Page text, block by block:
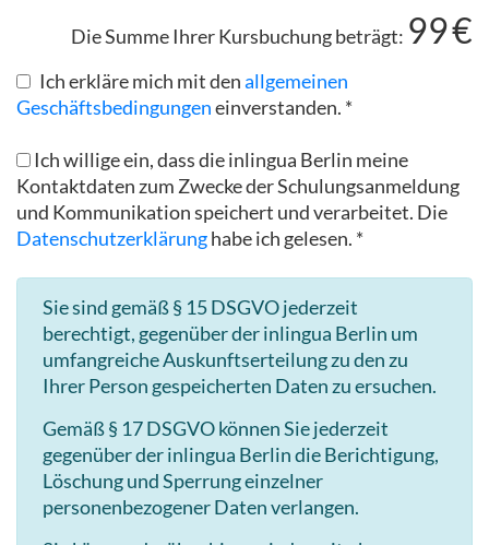
Die Summe Ihrer Kursbuchung beträgt: 99€
Ich erkläre mich mit denallgemeinen
Geschäftsbedingungeneinverstanden. *
Ich willige ein, dass die inlingua Berlin meine
Kontaktdaten zum Zwecke der Schulungsanmeldung
und Kommunikation speichert und verarbeitet. Die
Datenschutzerklärunghabe ich gelesen. *
Sie sind gemäß § 15 DSGVO jederzeit
berechtigt, gegenüber der inlingua Berlin um
umfangreiche Auskunftserteilung zu den zu
Ihrer Person gespeicherten Daten zu ersuchen.
Gemäß § 17 DSGVO können Sie jederzeit
gegenüber der inlingua Berlin die Berichtigung,
Löschung und Sperrung einzelner
personenbezogener Daten verlangen.